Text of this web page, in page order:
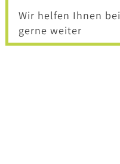
LINKS
KARRIERE
Wir helfen Ihnen
gerne weiter